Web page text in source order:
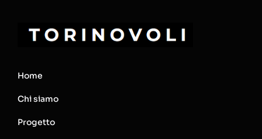
Home
Chi siamo
Progetto